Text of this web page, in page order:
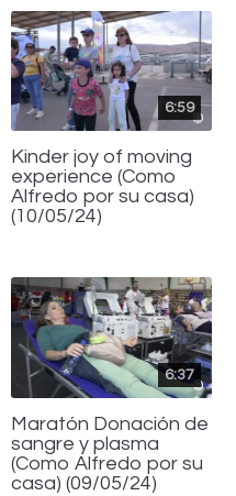
6:59
Kinder joy of moving
experience (Como
Alfredo por su casa)
(10/05/24)
6:37
Maratón Donación de
sangre y plasma
(Como Alfredo por su
casa) (09/05/24)